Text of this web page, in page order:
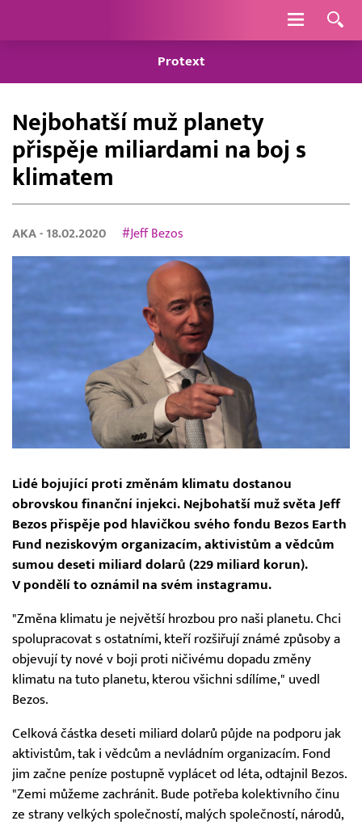
Navigace
Protext
Nejbohatší muž planety
přispěje miliardami na boj s
klimatem
AKA - 18.02.2020 #Jeff Bezos
Lidé bojující proti změnám klimatu dostanou
obrovskou finanční injekci. Nejbohatší muž světa Jeff
Bezos přispěje pod hlavičkou svého fondu Bezos Earth
Fund neziskovým organizacím, aktivistům a vědcům
sumou deseti miliard dolarů (229 miliard korun).
V pondělí to oznámil na svém instagramu.
"Změna klimatu je největší hrozbou pro naši planetu. Chci
spolupracovat s ostatními, kteří rozšiřují známé způsoby a
objevují ty nové v boji proti ničivému dopadu změny
klimatu na tuto planetu, kterou všichni sdílíme," uvedl
Bezos.
Celková částka deseti miliard dolarů půjde na podporu jak
aktivistům, tak i vědcům a nevládním organizacím. Fond
jim začne peníze postupně vyplácet od léta, odtajnil Bezos.
"Zemi můžeme zachránit. Bude potřeba kolektivního činu
ze strany velkých společností, malých společností, národů,